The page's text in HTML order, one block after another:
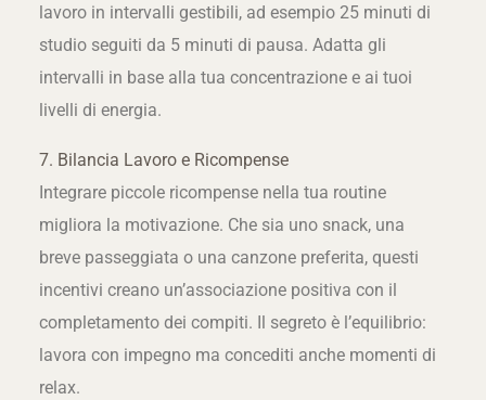
lavoro in intervalli gestibili, ad esempio 25 minuti di
studio seguiti da 5 minuti di pausa. Adatta gli
intervalli in base alla tua concentrazione e ai tuoi
livelli di energia.
7. Bilancia Lavoro e Ricompense
Integrare piccole ricompense nella tua routine
migliora la motivazione. Che sia uno snack, una
breve passeggiata o una canzone preferita, questi
incentivi creano un’associazione positiva con il
completamento dei compiti. Il segreto è l’equilibrio:
lavora con impegno ma concediti anche momenti di
relax.